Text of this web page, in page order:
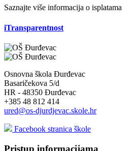
Saznajte više informacija o isplatama
iTransparentnost
Osnovna škola Đurđevac
Basaričekova 5/d
HR - 48350 Đurđevac
+385 48 812 414
ured@os-djurdjevac.skole.hr
Facebook stranica škole
Pristup informacijama